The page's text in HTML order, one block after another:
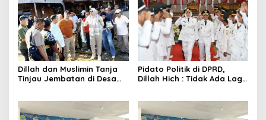
Dillah dan Muslimin Tanja
Tinjau Jembatan di Desa
Pidato Politik di DPRD,
Dillah Hich : Tidak Ada Lagi